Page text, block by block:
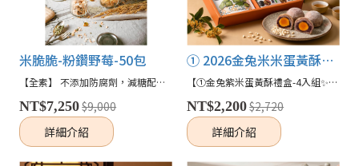
米脆脆-粉鑽野莓-50包
【全素】 不添加防腐劑，減糖配方，令人好安心✨✨ 酸V蔓越莓搭配特選飽滿南瓜子及台梗9號白米、香甜黑米與糙米來製作．低溫烘培不破壞糊化來保留米粒營養及脆度， 最後再以手工塑型，帶有滿滿的手感溫度，酥脆不黏牙，口感爽脆無負擔！
NT$7,250$9,000
詳細介紹
① 2026金兔米米蛋黃酥厚禮｜4入組｜(蛋奶素)
【①金兔紫米蛋黃酥禮盒-4入組✨】 「一口紫米蛋黃酥，雙層風味的中秋驚喜。」 嚴選糙紫米外皮、低甜紅豆餡與鹹香蛋黃，搭配多款米製零食，健康又有儀式感的綜合禮盒！🎁✨🐉
NT$2,200$2,720
詳細介紹